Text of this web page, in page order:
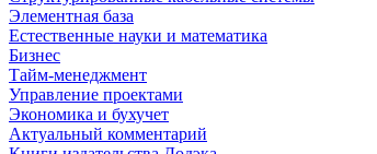
Элементная база
Естественные науки и математика
Бизнес
Тайм-менеджмент
Управление проектами
Экономика и бухучет
Актуальный комментарий